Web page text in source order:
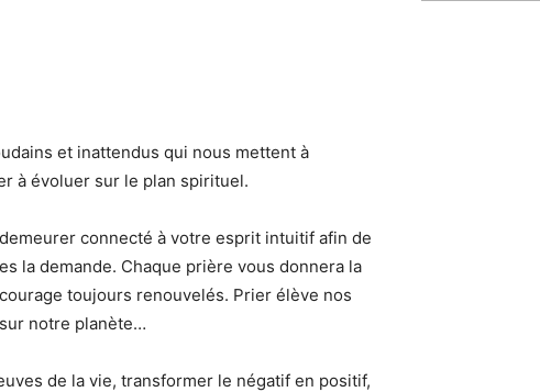
et inattendus qui nous mettent à
à évoluer sur le plan spirituel.
connecté à votre esprit intuitif afin de
la demande. Chaque prière vous donnera la
toujours renouvelés. Prier élève nos
notre planète…
de la vie, transformer le négatif en positif,